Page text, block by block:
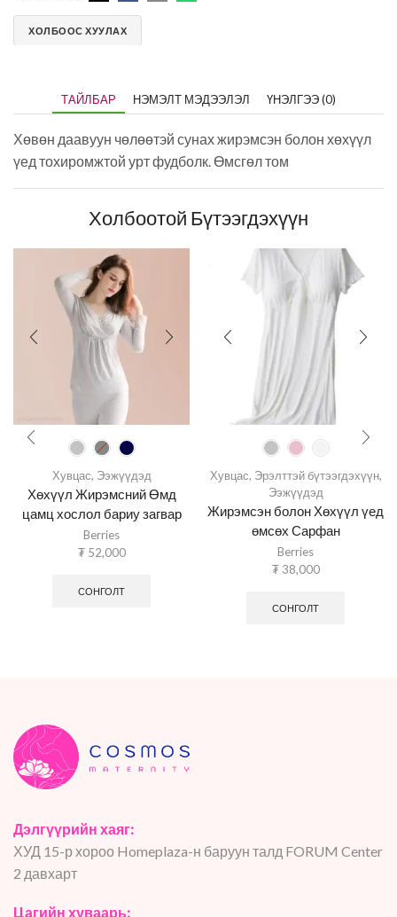
ХОЛБООС ХУУЛАХ
ТАЙЛБАР НЭМЭЛТ МЭДЭЭЛЭЛ ҮНЭЛГЭЭ (0)
Хөвөн даавуун чөлөөтэй сунах жирэмсэн болон хөхүүл
үед тохиромжтой урт фудболк. Өмсгөл том
Холбоотой Бүтээгдэхүүн
Хувцас, Ээжүүдэд
Хөхүүл Жирэмсний Өмд
цамц хослол бариу загвар
Berries
₮52,000
СОНГОЛТ
Хувцас, Эрэлттэй бүтээгдэхүүн,
Ээжүүдэд
Жирэмсэн болон Хөхүүл үед
өмсөх Сарфан
Berries
₮38,000
СОНГОЛТ
Дэлгүүрийн хаяг:
ХУД 15-р хороо Homeplaza-н баруун талд FORUM Center
2 давхарт
Цагийн хуваарь: